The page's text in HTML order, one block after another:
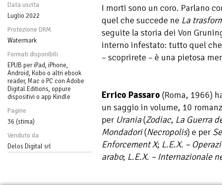
Data uscita
Luglio 2022
Protezione DRM
Watermark
Formati disponibili
EPUB per iPad, iPhone,
Android, Kobo o altri ebook
reader, Mac o PC con Adobe
Digital Editions, oppure
dispositivi o app Kindle
Pagine
36 (stima)
Venduto da
Delos Digital srl
I morti sono un coro. Parlano
quel che succede ne La
seguite la storia dei Von
interno infestato: tutto quel
– scoprirete – è una pietosa
Errico Passaro (Roma, 1966)
un saggio in volume, 10
per Urania(Zodiac, La Guerra
Mondadori(Necropolis) e per
Enforcement X; L.E.X. –
arabo; L.E.X. – Internazionale